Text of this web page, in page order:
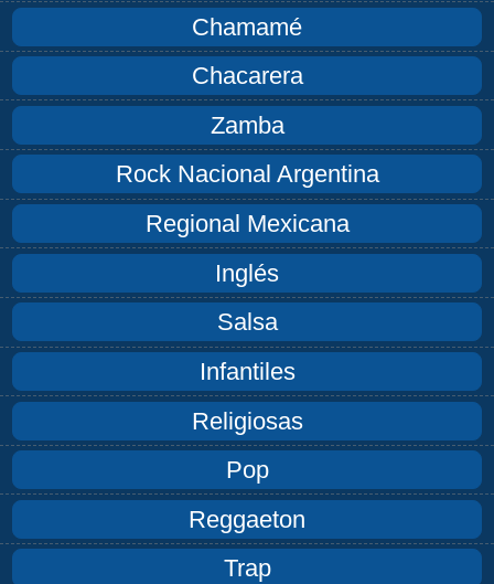
Chamamé
Chacarera
Zamba
Rock Nacional Argentina
Regional Mexicana
Inglés
Salsa
Infantiles
Religiosas
Pop
Reggaeton
Trap